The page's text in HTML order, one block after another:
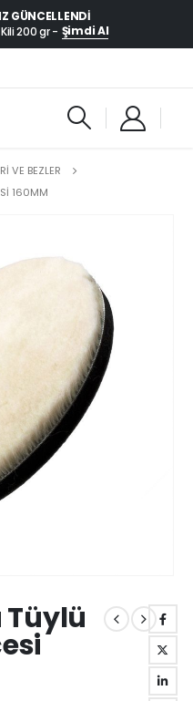
GÜNCELLENDI
200 gr - Şimdi Al
VE BEZLER
160MM
Tüylü